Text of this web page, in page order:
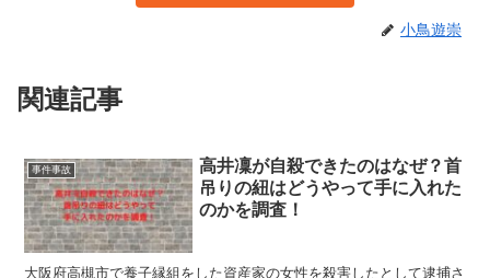
小鳥遊崇
関連記事
事件事故
高井凜が自殺できたのはなぜ？首
吊りの紐はどうやって手に入れた
のかを調査！
大阪府高槻市で養子縁組をした資産家の女性を殺害したとして逮捕さ